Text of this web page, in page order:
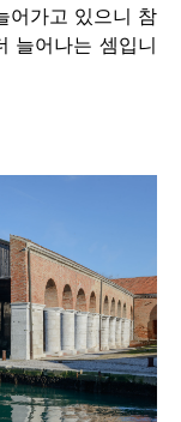
어가고 있으니 참
늘어나는 셈입니